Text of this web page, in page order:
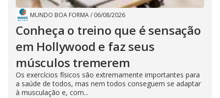
MUNDO BOA FORMA/ 06/08/2026
Conheça o treino que é sensação
em Hollywood e faz seus
músculos tremerem
Os exercícios físicos são extremamente importantes para
a saúde de todos, mas nem todos conseguem se adaptar
à musculação e, com...